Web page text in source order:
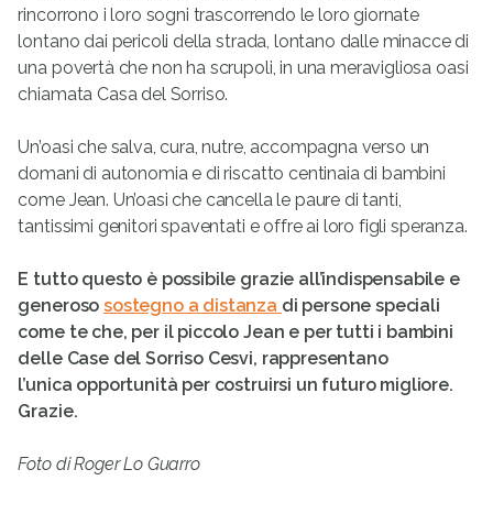
rincorrono i loro sogni trascorrendo le loro giornate
lontano dai pericoli della strada, lontano dalle minacce di
una povertà che non ha scrupoli, in una meravigliosa oasi
chiamata Casa del Sorriso.
Un’oasi che salva, cura, nutre, accompagna verso un
domani di autonomia e di riscatto centinaia di bambini
come Jean. Un’oasi che cancella le paure di tanti,
tantissimi genitori spaventati e offre ai loro figli speranza.
E tutto questo è possibile grazie all’indispensabile e
generososostegno a distanza di persone speciali
come te che, per il piccolo Jean e per tutti i bambini
delle Case del Sorriso Cesvi, rappresentano
l’unica opportunità per costruirsi un futuro migliore.
Grazie.
Foto di Roger Lo Guarro